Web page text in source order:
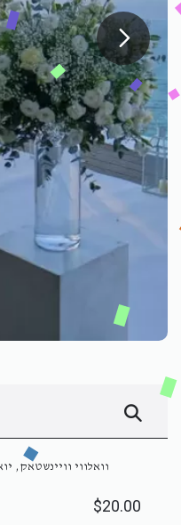
וואלווי וויינשטאק,
$20.00